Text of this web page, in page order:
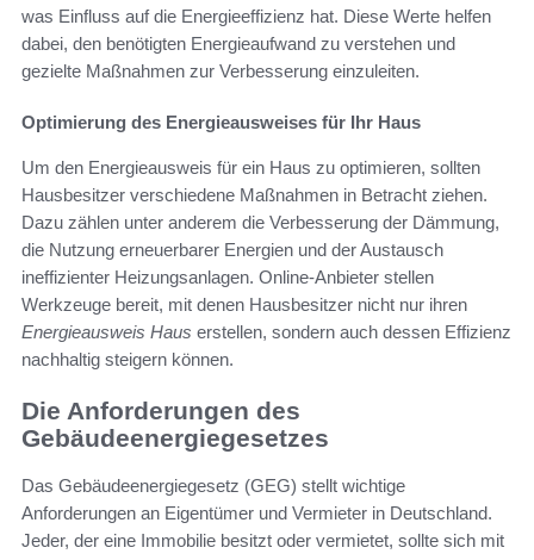
was Einfluss auf die Energieeffizienz hat. Diese Werte helfen
dabei, den benötigten Energieaufwand zu verstehen und
gezielte Maßnahmen zur Verbesserung einzuleiten.
Optimierung des Energieausweises für Ihr Haus
Um den Energieausweis für ein Haus zu optimieren, sollten
Hausbesitzer verschiedene Maßnahmen in Betracht ziehen.
Dazu zählen unter anderem die Verbesserung der Dämmung,
die Nutzung erneuerbarer Energien und der Austausch
ineffizienter Heizungsanlagen. Online-Anbieter stellen
Werkzeuge bereit, mit denen Hausbesitzer nicht nur ihren
Energieausweis Haus erstellen, sondern auch dessen Effizienz
nachhaltig steigern können.
Die Anforderungen des
Gebäudeenergiegesetzes
Das Gebäudeenergiegesetz (GEG) stellt wichtige
Anforderungen an Eigentümer und Vermieter in Deutschland.
Jeder, der eine Immobilie besitzt oder vermietet, sollte sich mit